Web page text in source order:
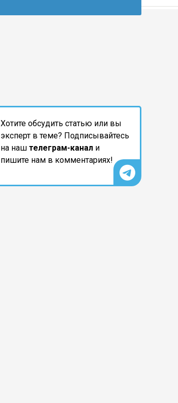
Хотите обсудить статью или вы
эксперт в теме? Подписывайтесь
на наш телеграм-канал и
пишите нам в комментариях!